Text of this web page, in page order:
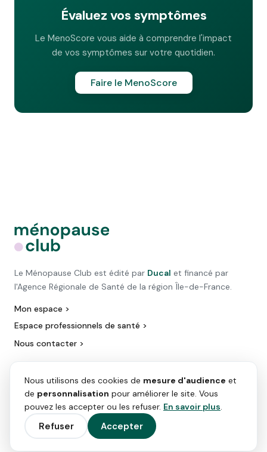
Nous utilisons des cookies de mesure d'audience et
de personnalisation pour améliorer le site. Vous
pouvez les accepter ou les refuser. En savoir plus.
Refuser Accepter
Évaluez vos symptômes
Le MenoScore vous aide à comprendre l'impact
de vos symptômes sur votre quotidien.
Faire le MenoScore
Le Ménopause Club est édité par Ducal et financé par
l'Agence Régionale de Santé de la région Île-de-France.
Mon espace >
Espace professionnels de santé >
Nous contacter >
Sources : Rapport Sénat (juin 2023), Inserm (oct. 2017), Kantar (déc. 2019)